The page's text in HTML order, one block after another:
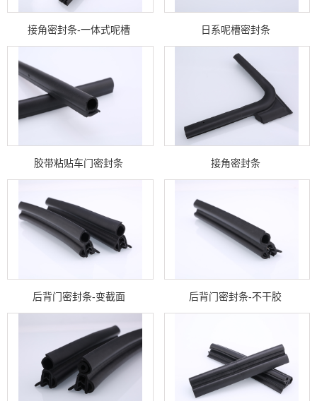
接角密封条-一体式呢槽 日系呢槽密封条
胶带粘贴车门密封条 接角密封条
后背门密封条-变截面 后背门密封条-不干胶